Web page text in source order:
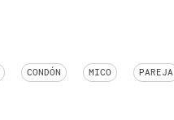
CONDÓN MICO PAREJA